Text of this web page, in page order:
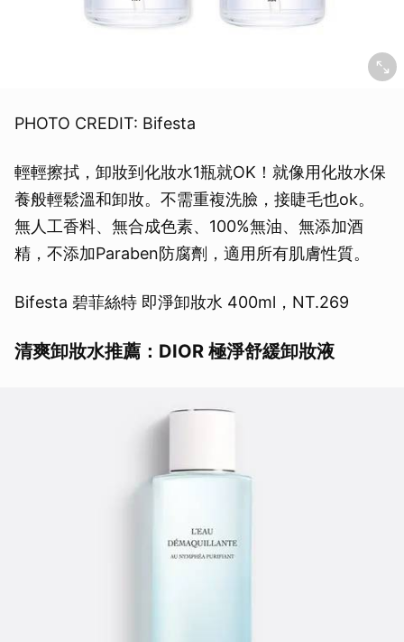
PHOTO CREDIT: Bifesta
輕輕擦拭，卸妝到化妝水1瓶就OK！就像用化妝水保
養般輕鬆溫和卸妝。不需重複洗臉，接睫毛也ok。
無人工香料、無合成色素、100%無油、無添加酒
精，不添加Paraben防腐劑，適用所有肌膚性質。
Bifesta 碧菲絲特 即淨卸妝水 400ml，NT.269
清爽卸妝水推薦：DIOR 極淨舒緩卸妝液